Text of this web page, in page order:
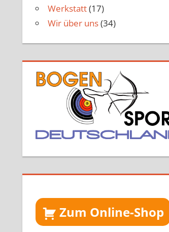
Werkstatt(17)
Wir über uns(34)
Zum Online-Shop